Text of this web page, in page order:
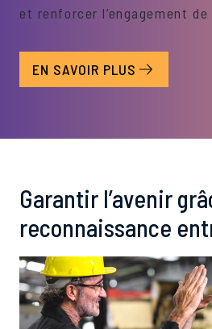
et renforcer l’engagement
EN SAVOIR PLUS
Garantir l’avenir
reconnaissance